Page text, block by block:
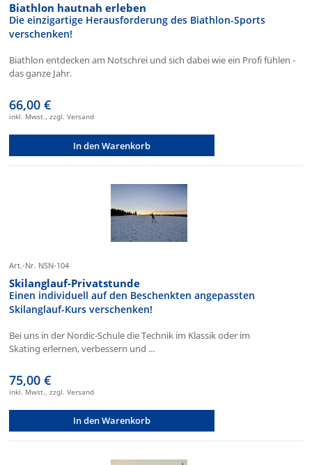
Biathlon hautnah erleben
Die einzigartige Herausforderung des Biathlon-Sports
verschenken!
Biathlon entdecken am Notschrei und sich dabei wie ein Profi fühlen -
das ganze Jahr.
66,00 €
inkl. Mwst., zzgl. Versand
In den Warenkorb
Art.-Nr. NSN-104
Skilanglauf-Privatstunde
Einen individuell auf den Beschenkten angepassten
Skilanglauf-Kurs verschenken!
Bei uns in der Nordic-Schule die Technik im Klassik oder im
Skating erlernen, verbessern und ...
75,00 €
inkl. Mwst., zzgl. Versand
In den Warenkorb